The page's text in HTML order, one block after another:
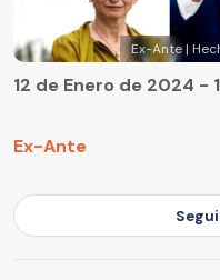
Ex-Ante |
Ex-Ante
12 de Enero de 2024 -